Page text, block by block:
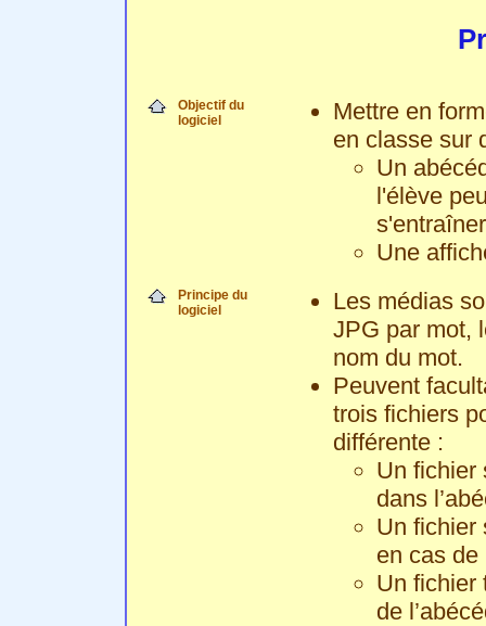
Objectif du
logiciel
Mettre en
en classe sur
Un
l'élève
Une
Principe du
logiciel
Les médias
JPG par mot,
nom du mot.
Peuvent
trois fichiers
différente :
Un fichier
dans
Un fichier
en cas
Un fichier
de